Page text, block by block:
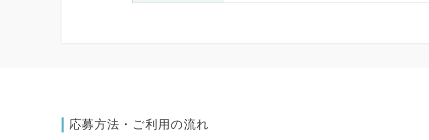
応募方法・ご利用の流れ